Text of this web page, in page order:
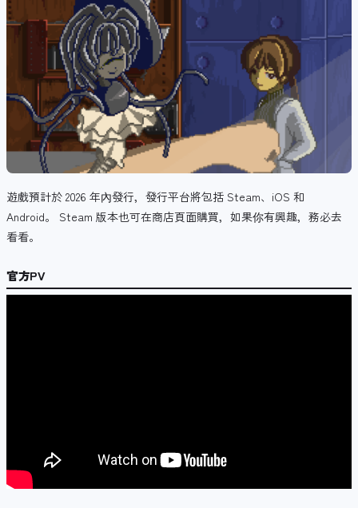
遊戲預計於 2026 年內發行，發行平台將包括 Steam、iOS 和
Android。 Steam 版本也可在商店頁面購買，如果你有興趣，務必去
看看。
官方PV